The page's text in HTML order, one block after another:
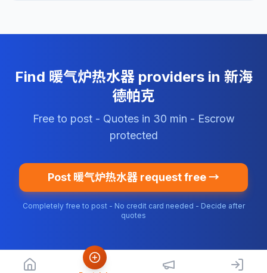
Find 暖气炉热水器 providers in 新海
德帕克
Free to post - Quotes in 30 min - Escrow
protected
Post 暖气炉热水器 request free →
Completely free to post - No credit card needed - Decide after
quotes